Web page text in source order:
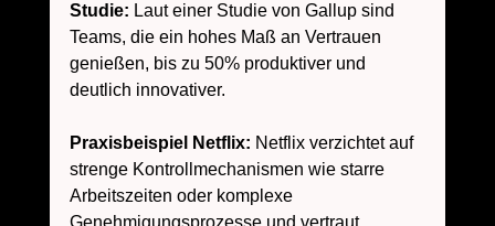
Studie: Laut einer Studie von Gallup sind
Teams, die ein hohes Maß an Vertrauen
genießen, bis zu 50% produktiver und
deutlich innovativer.
Praxisbeispiel Netflix: Netflix verzichtet auf
strenge Kontrollmechanismen wie starre
Arbeitszeiten oder komplexe